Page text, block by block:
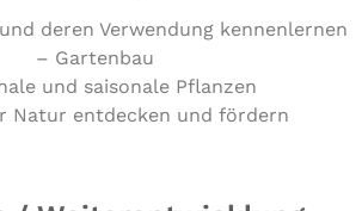
deren Ver­wen­dung kennenlernen
– Gartenbau
und saisonale Pflanzen
Natur entdecken und fördern